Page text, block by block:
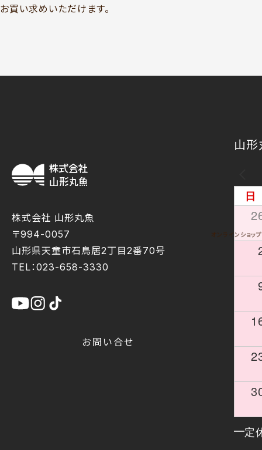
お買い求めいただけます。
株式会社 山形丸魚
〒994-0057
山形県天童市石鳥居2丁目2番70号
TEL：023-658-3330
お問い合せ
山
日
定
オンラインショップ